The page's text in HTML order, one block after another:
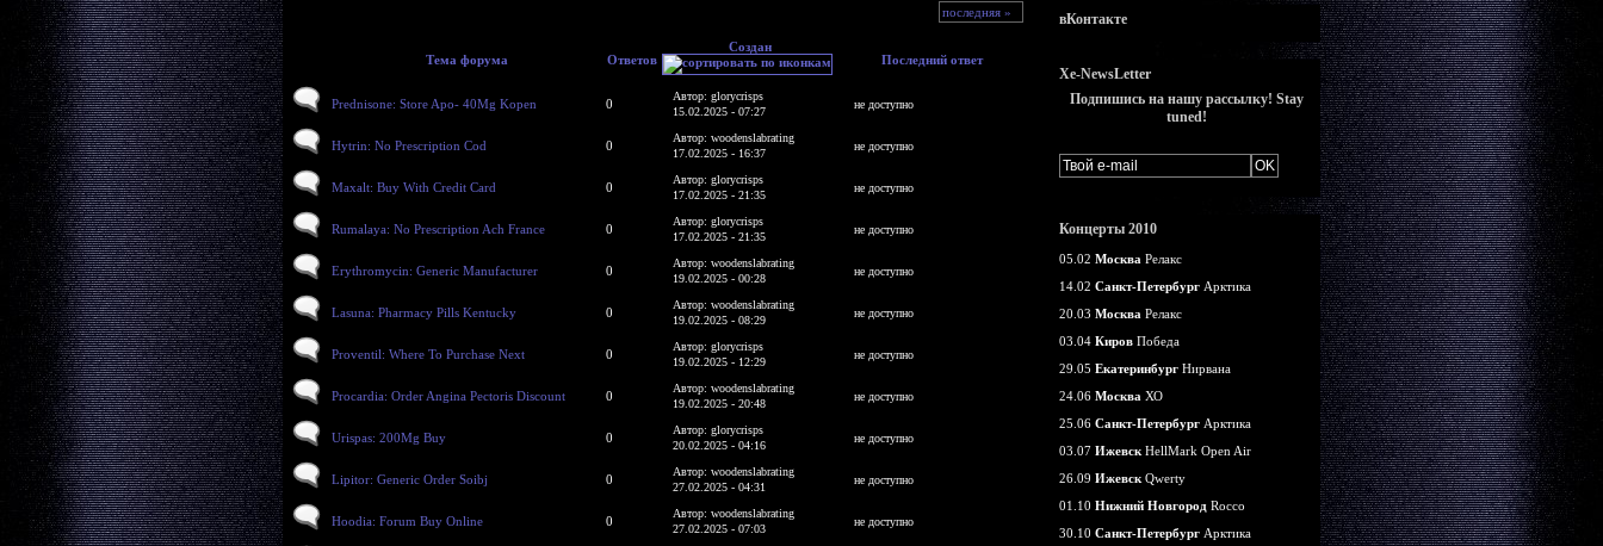
последняя »
Тема форума Ответов
Создан
Последний ответ
Prednisone: Store Apo- 40Mg Kopen 0
Автор: glorycrisps
15.02.2025 - 07:27
не доступно
Hytrin: No Prescription Cod 0
Автор: woodenslabrating
17.02.2025 - 16:37
не доступно
Maxalt: Buy With Credit Card 0
Автор: glorycrisps
17.02.2025 - 21:35
не доступно
Rumalaya: No Prescription Ach France 0
Автор: glorycrisps
17.02.2025 - 21:35
не доступно
Erythromycin: Generic Manufacturer 0
Автор: woodenslabrating
19.02.2025 - 00:28
не доступно
Lasuna: Pharmacy Pills Kentucky 0
Автор: woodenslabrating
19.02.2025 - 08:29
не доступно
Proventil: Where To Purchase Next 0
Автор: glorycrisps
19.02.2025 - 12:29
не доступно
Procardia: Order Angina Pectoris Discount 0
Автор: woodenslabrating
19.02.2025 - 20:48
не доступно
Urispas: 200Mg Buy 0
Автор: glorycrisps
20.02.2025 - 04:16
не доступно
Lipitor: Generic Order Soibj 0
Автор: woodenslabrating
27.02.2025 - 04:31
не доступно
Hoodia: Forum Buy Online 0
Автор: woodenslabrating
27.02.2025 - 07:03
не доступно
вКонтакте
Xe-NewsLetter
Подпишись на нашу рассылку! Stay
tuned!
Концерты 2010
05.02 Москва Релакс
14.02 Санкт-Петербург Арктика
20.03 Москва Релакс
03.04 Киров Победа
29.05 Екатеринбург Нирвана
24.06 Москва ХО
25.06 Санкт-Петербург Арктика
03.07 Ижевск HellMark Open Air
26.09 Ижевск Qwerty
01.10 Нижний Новгород Rocco
30.10 Санкт-Петербург Арктика